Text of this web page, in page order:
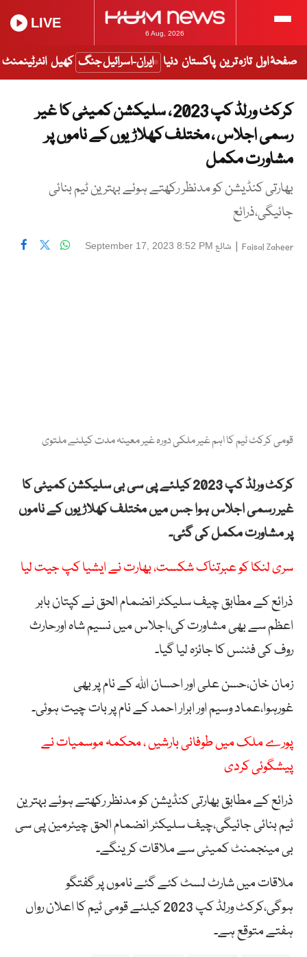
6 Aug, 2026
LIVE
صفحۂ اول تازہ ترین پاکستان دنیا ایران-اسرائیل جنگ کھیل انٹرٹینمنٹ
کرکٹ ورلڈ کپ 2023 ، سلیکشن کمیٹی کا غیر
رسمی اجلاس ، مختلف کھلاڑیوں کے ناموں پر
مشاورت مکمل
بھارتی کنڈیشن کو مدنظر رکھتے ہوئے بہترین ٹیم بنائی
جائیگی،ذرائع
Faisal Zaheer
| شائع September 17, 2023 8:52 PM
قومی کرکٹ ٹیم کا اہم غیر ملکی دورہ غیر معینہ مدت کیلئے ملتوی
کرکٹ ورلڈ کپ 2023 کیلئے پی سی بی سلیکشن کمیٹی کا
غیر رسمی اجلاس ہوا جس میں مختلف کھلاڑیوں کے ناموں
پر مشاورت مکمل کی گئی۔
سری لنکا کو عبرتناک شکست، بھارت نے ایشیا کپ جیت لیا
ذرائع کے مطابق چیف سلیکٹر انضمام الحق نے کپتان بابر
اعظم سے بھی مشاورت کی،اجلاس میں نسیم شاہ اورحارث
روف کی فٹنس کا جائزہ لیا گیا۔
زمان خان،حسن علی اور احسان اللہ کے نام پر بھی
غورہوا،عماد وسیم اور ابرار احمد کے نام پر بات چیت ہوئی۔
پورے ملک میں طوفانی بارشیں ، محکمہ موسمیات نے
پیشگوئی کردی
ذرائع کے مطابق بھارتی کنڈیشن کو مدنظر رکھتے ہوئے بہترین
ٹیم بنائی جائیگی،چیف سلیکٹر انضمام الحق چیئرمین پی سی
بی مینجمنٹ کمیٹی سے ملاقات کرینگے۔
ملاقات میں شارٹ لسٹ کئے گئے ناموں پر گفتگو
ہوگی،کرکٹ ورلڈ کپ 2023 کیلئے قومی ٹیم کا اعلان رواں
ہفتے متوقع ہے۔